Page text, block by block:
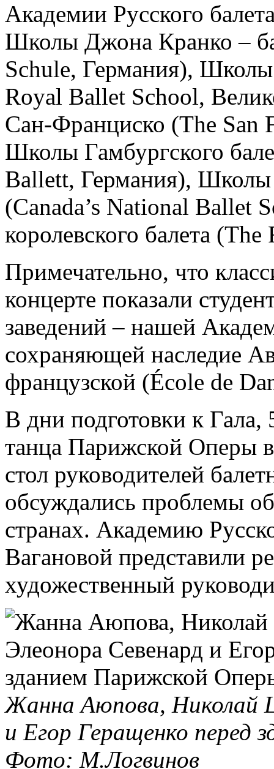
Академии Русского
Школы Джона Кранко –
Schule, Германия), Школы
Royal Ballet School,
Сан-Франциско (The
Школы Гамбургского
Ballett, Германия), Школы
(Canada’s National Ballet
королевского балета
Примечательно, что
концерте показали
заведений – нашей
сохраняющей наследие
французской (École de
В дни подготовки к
танца Парижской Оперы
стол руководителей
обсуждались проблемы
странах. Академию
Вагановой представили
художественный
Жанна Аюпова, Николай
и Егор Геращенко перед
Фото: М.Логвинов